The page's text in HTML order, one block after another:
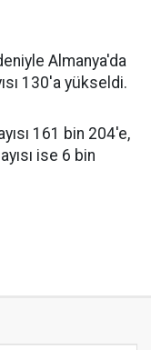
Almanya'da
130'a yükseldi.
161 bin 204'e,
ise 6 bin